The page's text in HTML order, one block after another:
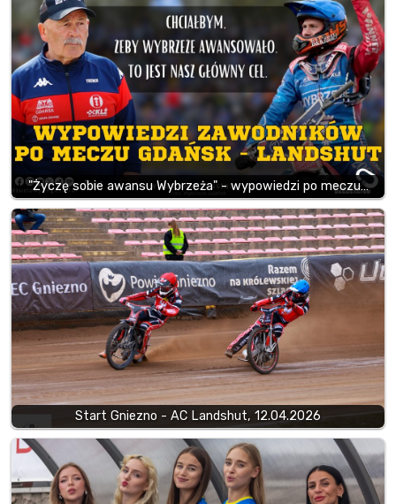
"Życzę sobie awansu Wybrzeża" - wypowiedzi po meczu…
Start Gniezno - AC Landshut, 12.04.2026